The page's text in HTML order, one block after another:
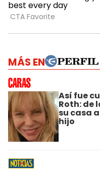
MÁS EN
Así fue
Roth: de
su casa
hijo